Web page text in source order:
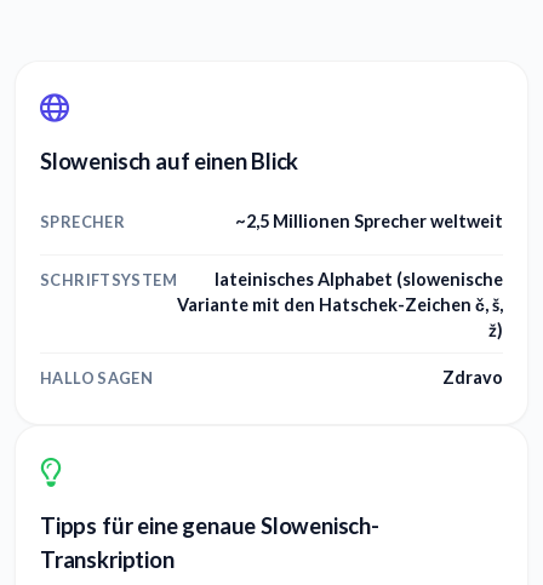
Slowenisch auf einen Blick
SPRECHER ~2,5 Millionen Sprecher weltweit
SCHRIFTSYSTEM
lateinisches Alphabet (slowenische
Variante mit den Hatschek-Zeichen č, š,
ž)
HALLO SAGEN Zdravo
Tipps für eine genaue Slowenisch-
Transkription